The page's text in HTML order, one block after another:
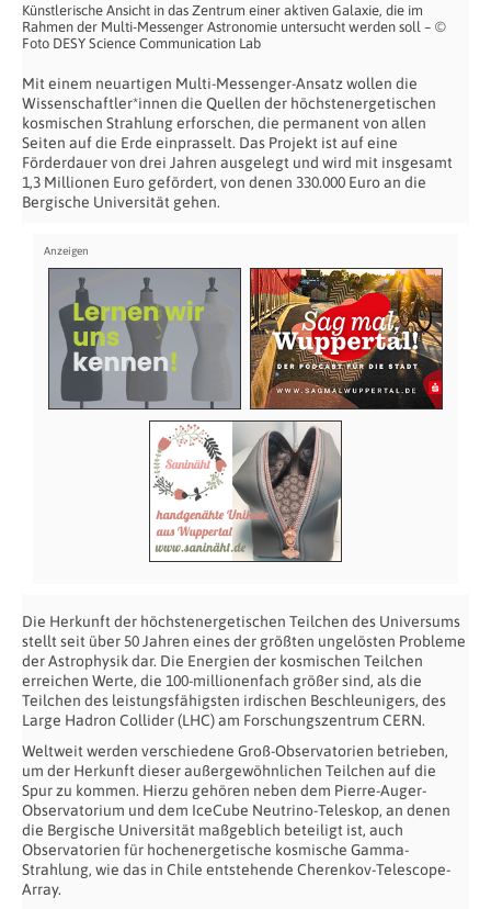
Künstlerische Ansicht in das Zentrum einer aktiven Galaxie, die im
Rahmen der Multi-Messenger Astronomie untersucht werden soll – ©
Foto DESY Science Communication Lab
Mit einem neuartigen Multi-Messenger-Ansatz wollen die
Wissenschaftler*innen die Quellen der höchstenergetischen
kosmischen Strahlung erforschen, die permanent von allen
Seiten auf die Erde einprasselt. Das Projekt ist auf eine
Förderdauer von drei Jahren ausgelegt und wird mit insgesamt
1,3 Millionen Euro gefördert, von denen 330.000 Euro an die
Bergische Universität gehen.
Die Herkunft der höchstenergetischen Teilchen des Universums
stellt seit über 50 Jahren eines der größten ungelösten Probleme
der Astrophysik dar. Die Energien der kosmischen Teilchen
erreichen Werte, die 100-millionenfach größer sind, als die
Teilchen des leistungsfähigsten irdischen Beschleunigers, des
Large Hadron Collider (LHC) am Forschungszentrum CERN.
Weltweit werden verschiedene Groß-Observatorien betrieben,
um der Herkunft dieser außergewöhnlichen Teilchen auf die
Spur zu kommen. Hierzu gehören neben dem Pierre-Auger-
Observatorium und dem IceCube Neutrino-Teleskop, an denen
die Bergische Universität maßgeblich beteiligt ist, auch
Observatorien für hochenergetische kosmische Gamma-
Strahlung, wie das in Chile entstehende Cherenkov-Telescope-
Array.